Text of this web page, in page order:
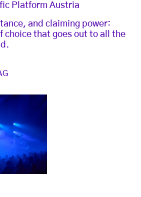
Platform Austria
and claiming power:
choice that goes out to all the